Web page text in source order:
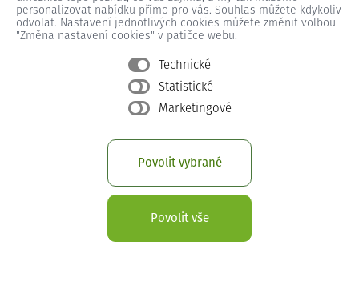
personalizovat nabídku přímo pro vás. Souhlas můžete kdykoliv
odvolat. Nastavení jednotlivých cookies můžete změnit volbou
"Změna nastavení cookies" v patičce webu.
Technické
Statistické
Marketingové
Povolit vybrané
Povolit vše
Moravany č.ev. 306
Moravany č.ev. 307
Moravany č.ev. 31
Moravany č.ev. 32